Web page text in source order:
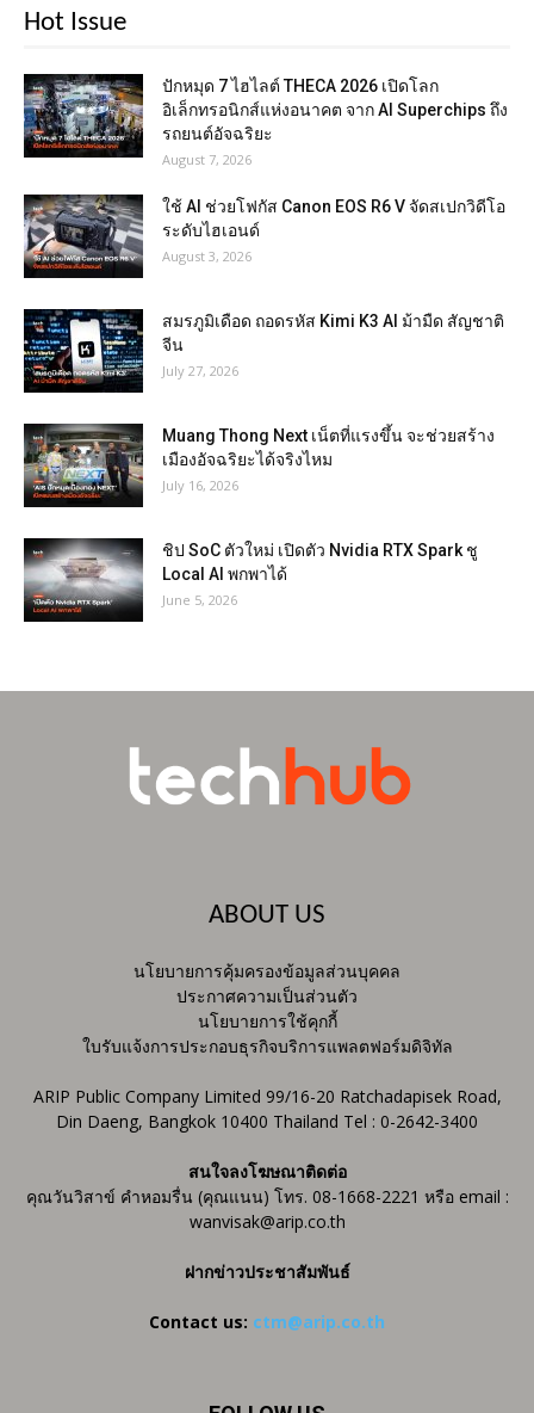
Hot Issue
ปักหมุด 7 ไฮไลต์ THECA 2026 เปิดโลก
อิเล็กทรอนิกส์แห่งอนาคต จาก AI Superchips ถึง
รถยนต์อัจฉริยะ
August 7, 2026
ใช้ AI ช่วยโฟกัส Canon EOS R6 V จัดสเปกวิดีโอ
ระดับไฮเอนด์
August 3, 2026
สมรภูมิเดือด ถอดรหัส Kimi K3 AI ม้ามืด สัญชาติ
จีน
July 27, 2026
Muang Thong Next เน็ตที่แรงขึ้น จะช่วยสร้าง
เมืองอัจฉริยะได้จริงไหม
July 16, 2026
ชิป SoC ตัวใหม่ เปิดตัว Nvidia RTX Spark ชู
Local AI พกพาได้
June 5, 2026
ABOUT US
นโยบายการคุ้มครองข้อมูลส่วนบุคคล
ประกาศความเป็นส่วนตัว
นโยบายการใช้คุกกี้
ใบรับแจ้งการประกอบธุรกิจบริการแพลตฟอร์มดิจิทัล
ARIP Public Company Limited 99/16-20 Ratchadapisek Road,
Din Daeng, Bangkok 10400 Thailand Tel : 0-2642-3400
สนใจลงโฆษณาติดต่อ
คุณวันวิสาข์ คำหอมรื่น (คุณแนน) โทร. 08-1668-2221 หรือ email :
wanvisak@arip.co.th
ฝากข่าวประชาสัมพันธ์
Contact us: ctm@arip.co.th